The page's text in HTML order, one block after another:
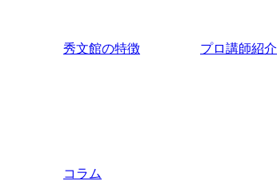
秀文館の特徴 プロ講師紹介
コラム